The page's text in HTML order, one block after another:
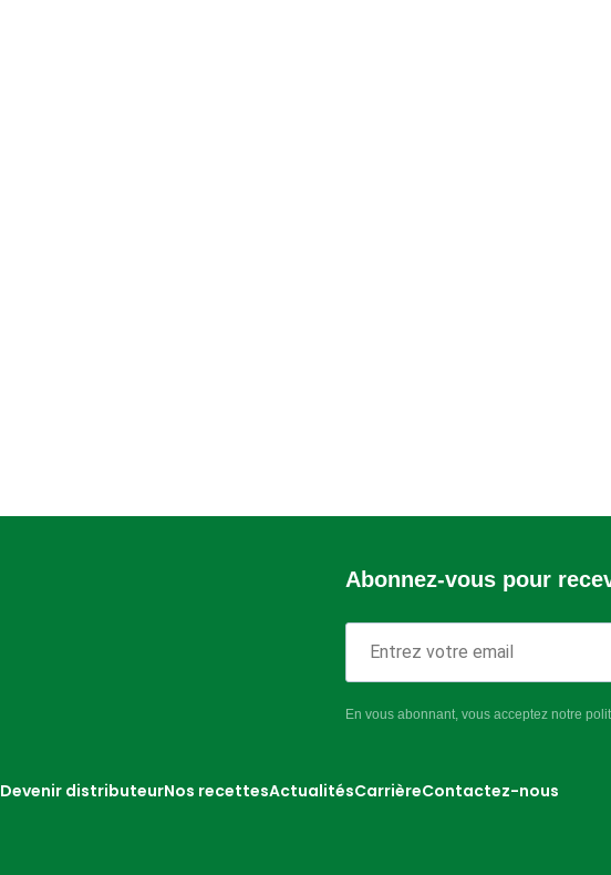
Abonnez-vous pour
En vous abonnant, vous acceptez notre
Devenir distributeurNos recettesActualitésCarrièreContactez-nous